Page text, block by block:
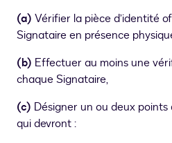
(a) Vérifier la pièce d’identité
Signataire en présence
(b) Effectuer au moins une
chaque Signataire,
(c) Désigner un ou deux
qui devront :